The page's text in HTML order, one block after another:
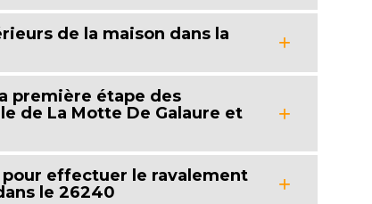
de la maison dans la
première étape des
de La Motte De Galaure et
effectuer le ravalement
le 26240